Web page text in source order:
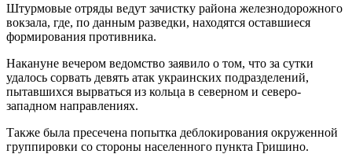
Штурмовые отряды ведут зачистку района железнодорожного
вокзала, где, по данным разведки, находятся оставшиеся
формирования противника.
Накануне вечером ведомство заявило о том, что за сутки
удалось сорвать девять атак украинских подразделений,
пытавшихся вырваться из кольца в северном и северо-
западном направлениях.
Также была пресечена попытка деблокирования окруженной
группировки со стороны населенного пункта Гришино.